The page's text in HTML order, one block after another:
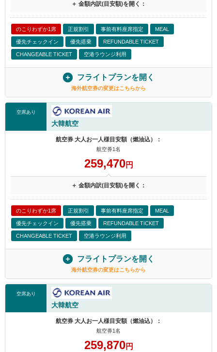
＋ 金額内訳(目安額)を開く：
のこりわずか1席 正規割引 事前有料座席指定 MEAL
優先チェックイン 優先搭乗 REFUNDABLE TICKET
CHANGEABLE TICKET 空港ラウンジ利用
フライトプランを開く
海外航空券の変更はこちらから
空席あり
大韓航空
航空券 大人お一人様目安額（燃油込）：
航空券1名
259,470円
＋ 金額内訳(目安額)を開く：
のこりわずか1席 正規割引 事前有料座席指定 MEAL
優先チェックイン 優先搭乗 REFUNDABLE TICKET
CHANGEABLE TICKET 空港ラウンジ利用
フライトプランを開く
海外航空券の変更はこちらから
空席あり
大韓航空
航空券 大人お一人様目安額（燃油込）：
航空券1名
259,870円